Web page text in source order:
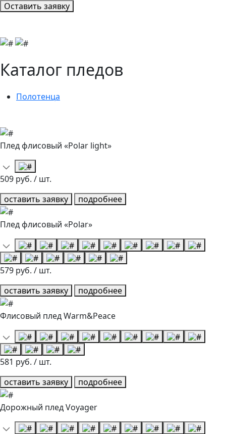
Оставить заявку
Каталог пледов
Полотенца
Плед флисовый «Polar light»
509 руб. / шт.
оставить заявку
подробнее
Плед флисовый «Polar»
579 руб. / шт.
оставить заявку
подробнее
Флисовый плед Warm&Peace
581 руб. / шт.
оставить заявку
подробнее
Дорожный плед Voyager